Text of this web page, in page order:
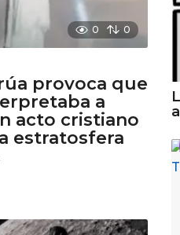
0 0
provoca que
a
acto cristiano
estratosfera